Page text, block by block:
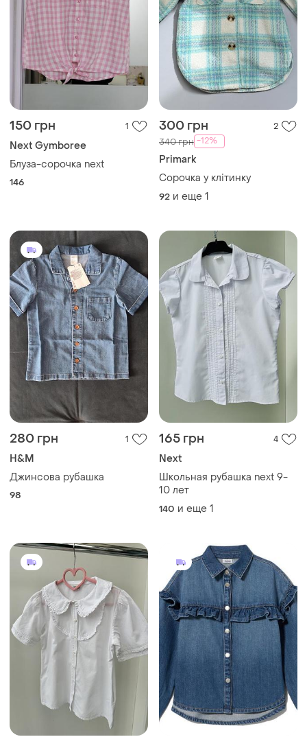
150 грн 1
Next Gymboree
Блуза-сорочка next
146
300 грн 2
340 грн -12%
Primark
Сорочка у клітинку
92 и еще 1
280 грн 1
H&M
Джинсова рубашка
98
165 грн 4
Next
Школьная рубашка next 9-
10 лет
140 и еще 1